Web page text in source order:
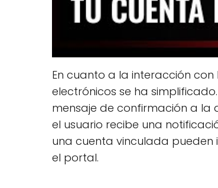
En cuanto a la interacción
electrónicos se ha
mensaje de confirmación a la
el usuario recibe una
una cuenta vinculada pueden
el portal.